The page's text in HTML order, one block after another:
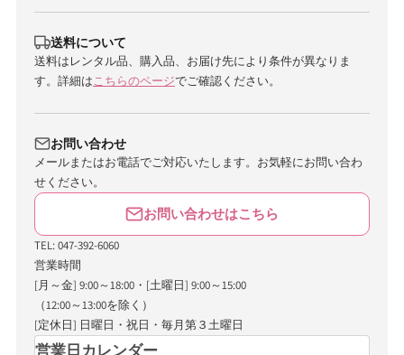
送料について
送料はレンタル品、購入品、お届け先により条件が異なりま
す。詳細はこちらのページでご確認ください。
お問い合わせ
メールまたはお電話でご対応いたします。お気軽にお問い合わ
せください。
お問い合わせはこちら
TEL: 047-392-6060
営業時間
[月～金] 9:00～18:00・[土曜日] 9:00～15:00
（12:00～13:00を除く）
[定休日] 日曜日・祝日・毎月第３土曜日
営業日カレンダー